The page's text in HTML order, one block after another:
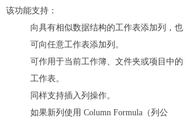
该功能支持：
向具有相似数据结构的工作表添加列，也
可向任意工作表添加列。
可作用于当前工作簿、文件夹或项目中的
工作表。
同样支持插入列操作。
如果新列使用 Column Formula（列公